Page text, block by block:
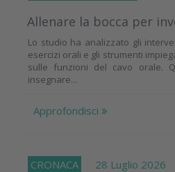
Allenare la bocca per
Lo studio ha analizzato gli
esercizi orali e gli strumenti
sulle funzioni del cavo orale.
insegnare...
Approfondisci
CRONACA 28 Luglio 2026